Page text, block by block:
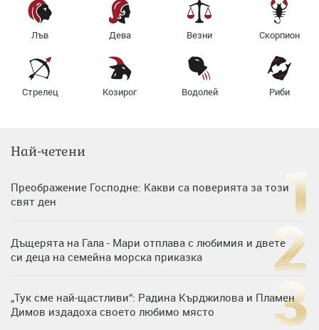
Лъв Дева Везни Скорпион
Стрелец Козирог Водолей Риби
Най-четени
Преображение Господне: Какви са поверията за този
свят ден
Дъщерята на Гала - Мари отплава с любимия и двете
си деца на семейна морска приказка
„Тук сме най-щастливи“: Радина Кърджилова и Пламен
Димов издадоха своето любимо място